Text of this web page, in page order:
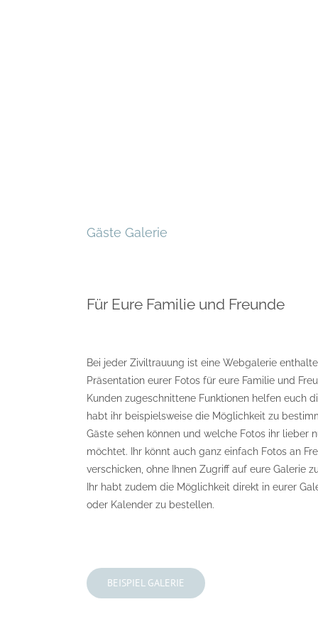
Gäste Galerie
Für Eure Familie und Freunde
Bei jeder Ziviltrauung ist eine Webgalerie
Präsentation eurer Fotos für eure Familie und
Kunden zugeschnittene Funktionen helfen euch
habt ihr beispielsweise die Möglichkeit zu
Gäste sehen können und welche Fotos ihr lieber
möchtet. Ihr könnt auch ganz einfach Fotos an
verschicken, ohne Ihnen Zugriff auf eure Galerie
Ihr habt zudem die Möglichkeit direkt in eurer
oder Kalender zu bestellen.
BEISPIEL GALERIE